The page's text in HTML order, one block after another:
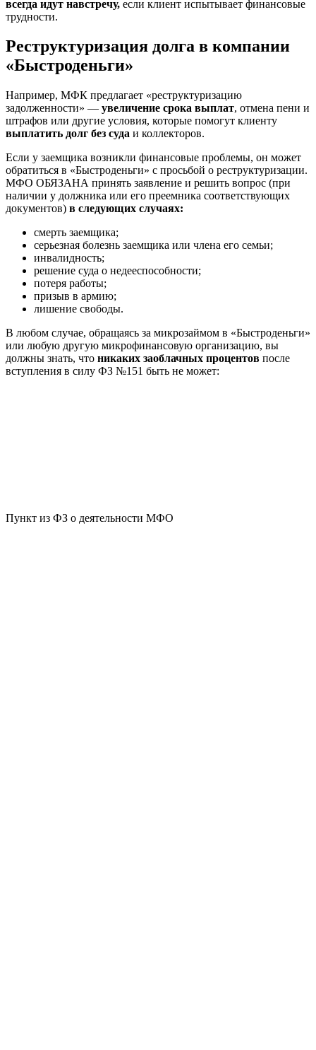
всегда идут навстречу, если клиент испытывает финансовые
трудности.
Реструктуризация долга в компании
«Быстроденьги»
Например, МФК предлагает «реструктуризацию
задолженности» — увеличение срока выплат, отмена пени и
штрафов или другие условия, которые помогут клиенту
выплатить долг без суда и коллекторов.
Если у заемщика возникли финансовые проблемы, он может
обратиться в «Быстроденьги» с просьбой о реструктуризации.
МФО ОБЯЗАНА принять заявление и решить вопрос (при
наличии у должника или его преемника соответствующих
документов) в следующих случаях:
смерть заемщика;
серьезная болезнь заемщика или члена его семьи;
инвалидность;
решение суда о недееспособности;
потеря работы;
призыв в армию;
лишение свободы.
В любом случае, обращаясь за микрозаймом в «Быстроденьги»
или любую другую микрофинансовую организацию, вы
должны знать, что никаких заоблачных процентов после
вступления в силу ФЗ №151 быть не может:
Пункт из ФЗ о деятельности МФО